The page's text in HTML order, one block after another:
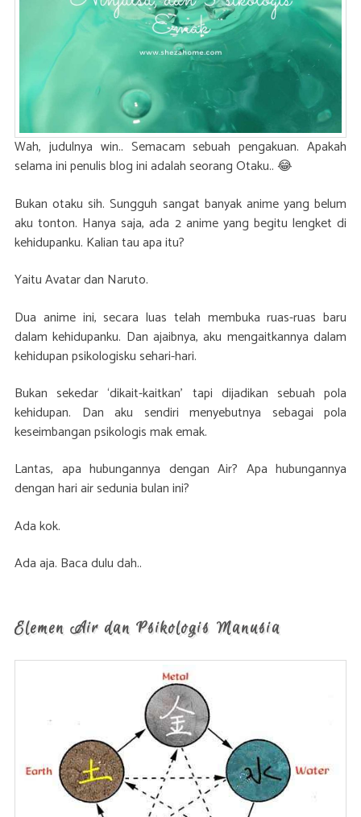
Wah, judulnya win.. Semacam sebuah pengakuan. Apakah
selama ini penulis blog ini adalah seorang Otaku.. 😂
Bukan otaku sih. Sungguh sangat banyak anime yang belum
aku tonton. Hanya saja, ada 2 anime yang begitu lengket di
kehidupanku. Kalian tau apa itu?
Yaitu Avatar dan Naruto.
Dua anime ini, secara luas telah membuka ruas-ruas baru
dalam kehidupanku. Dan ajaibnya, aku mengaitkannya dalam
kehidupan psikologisku sehari-hari.
Bukan sekedar ‘dikait-kaitkan’ tapi dijadikan sebuah pola
kehidupan. Dan aku sendiri menyebutnya sebagai pola
keseimbangan psikologis mak emak.
Lantas, apa hubungannya dengan Air? Apa hubungannya
dengan hari air sedunia bulan ini?
Ada kok.
Ada aja. Baca dulu dah..
Elemen Air dan Psikologis Manusia